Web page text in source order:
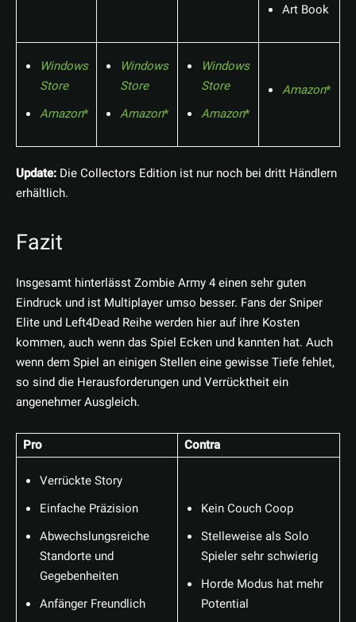
Art Book
Windows
Store
Amazon
Windows
Store
Amazon
Windows
Store
Amazon
Amazon
Update: Die Collectors Edition ist nur noch bei dritt Händlern
erhältlich.
Fazit
Insgesamt hinterlässt Zombie Army 4 einen sehr guten
Eindruck und ist Multiplayer umso besser. Fans der Sniper
Elite und Left4Dead Reihe werden hier auf ihre Kosten
kommen, auch wenn das Spiel Ecken und kannten hat. Auch
wenn dem Spiel an einigen Stellen eine gewisse Tiefe fehlet,
so sind die Herausforderungen und Verrücktheit ein
angenehmer Ausgleich.
Pro Contra
Verrückte Story
Einfache Präzision
Abwechslungsreiche
Standorte und
Gegebenheiten
Anfänger Freundlich
Kein Couch Coop
Stelleweise als Solo
Spieler sehr schwierig
Horde Modus hat mehr
Potential